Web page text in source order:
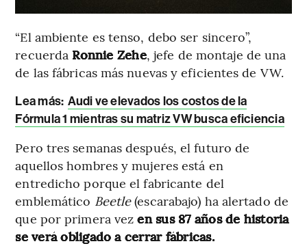
“El ambiente es tenso, debo ser sincero”,
recuerda Ronnie Zehe, jefe de montaje de una
de las fábricas más nuevas y eficientes de VW.
Lea más: Audi ve elevados los costos de la
Fórmula 1 mientras su matriz VW busca eficiencia
Pero tres semanas después, el futuro de
aquellos hombres y mujeres está en
entredicho porque el fabricante del
emblemático Beetle(escarabajo) ha alertado de
que por primera vezen sus 87 años de historia
se verá obligado a cerrar fábricas.